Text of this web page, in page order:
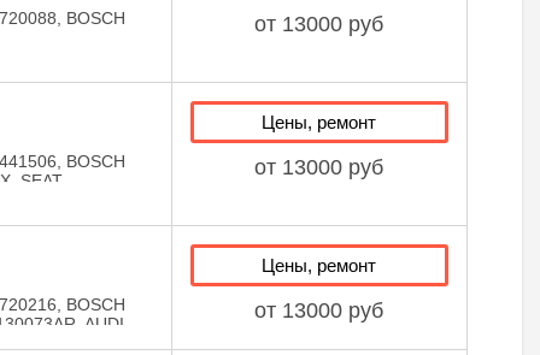
BOSCH
0414720038,
от 13000 руб
BOSCH
SEAT
LIZARTE
Цены, ремонт
от 13000 руб
BOSCH
AUDI
Цены, ремонт
от 13000 руб